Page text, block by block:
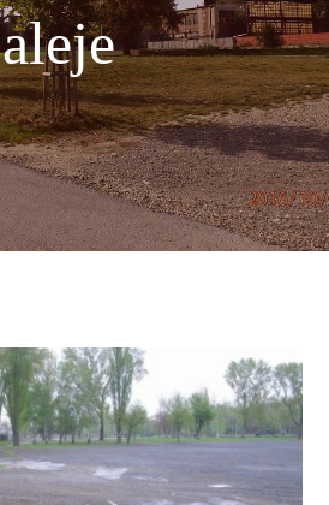
aleje